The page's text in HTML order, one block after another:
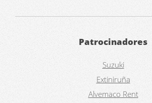
Patrocinadores
Suzuki
Extiniruña
Alvemaco Rent